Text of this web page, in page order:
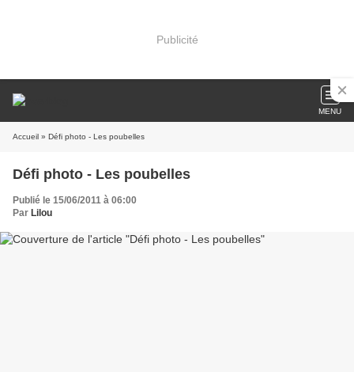
Publicité
MENU
Accueil » Défi photo - Les poubelles
Défi photo - Les poubelles
Publié le 15/06/2011 à 06:00
Par Lilou